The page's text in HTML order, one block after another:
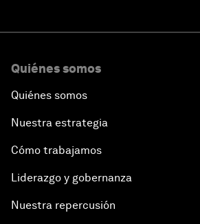
Quiénes somos
Quiénes somos
Nuestra estrategia
Cómo trabajamos
Liderazgo y gobernanza
Nuestra repercusión